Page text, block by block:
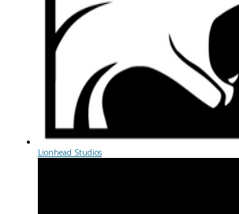
Lionhead Studios